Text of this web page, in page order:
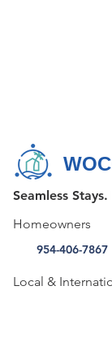
Seamless
Homeowners
954-406-7867
Local &